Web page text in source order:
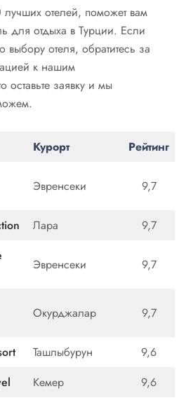
лучших отелей, поможет вам
для отдыха в Турции. Если
выбору отеля, обратитесь за
к нашим
оставьте заявку и мы
Курорт
Рейтинг
Эвренсеки 9,7
Лара
9,7
Эвренсеки 9,7
Окурджалар 9,7
Ташлыбурун
9,6
Кемер
9,6